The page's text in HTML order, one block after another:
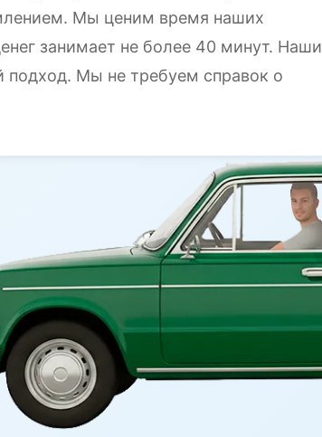
Мы ценим время наших
занимает не более 40 минут. Наши
подход. Мы не требуем справок о